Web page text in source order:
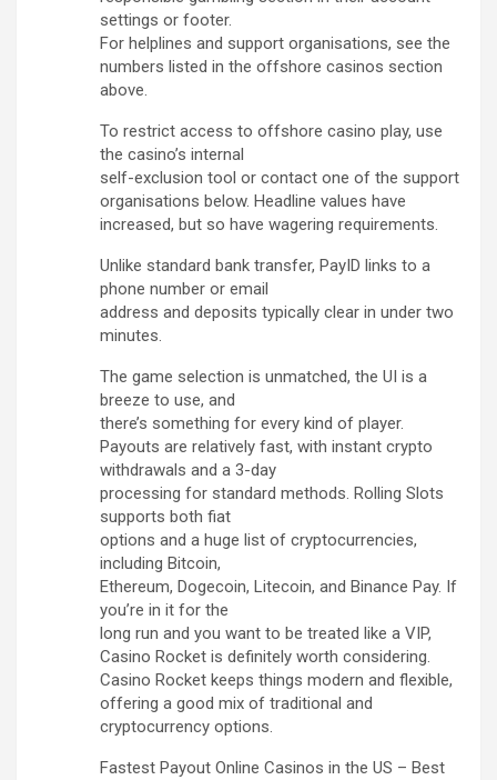
settings or footer.
For helplines and support organisations, see the
numbers listed in the offshore casinos section
above.
To restrict access to offshore casino play, use
the casino’s internal
self-exclusion tool or contact one of the support
organisations below. Headline values have
increased, but so have wagering requirements.
Unlike standard bank transfer, PayID links to a
phone number or email
address and deposits typically clear in under two
minutes.
The game selection is unmatched, the UI is a
breeze to use, and
there’s something for every kind of player.
Payouts are relatively fast, with instant crypto
withdrawals and a 3-day
processing for standard methods. Rolling Slots
supports both fiat
options and a huge list of cryptocurrencies,
including Bitcoin,
Ethereum, Dogecoin, Litecoin, and Binance Pay. If
you’re in it for the
long run and you want to be treated like a VIP,
Casino Rocket is definitely worth considering.
Casino Rocket keeps things modern and flexible,
offering a good mix of traditional and
cryptocurrency options.
Fastest Payout Online Casinos in the US – Best